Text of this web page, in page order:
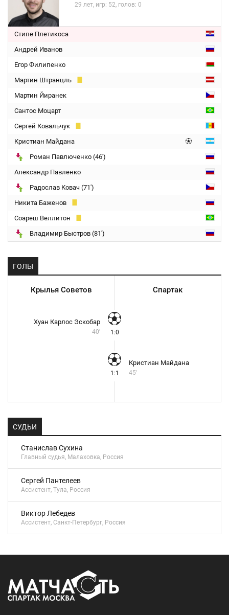
29 лет, игр: 52, голов: 0
Стипе Плетикоса
Андрей Иванов
Егор Филипенко
Мартин Штранцль
Мартин Йиранек
Сантос Моцарт
Сергей Ковальчук
Кристиан Майдана
Роман Павлюченко (46')
Александр Павленко
Радослав Ковач (71')
Никита Баженов
Соареш Веллитон
Владимир Быстров (81')
ГОЛЫ
Крылья Советов Спартак
Хуан Карлос Эскобар
40' 1:0
1:1
Кристиан Майдана
45'
СУДЬИ
Станислав Сухина
Главный судья, Малаховка, Россия
Сергей Пантелеев
Ассистент, Тула, Россия
Виктор Лебедев
Ассистент, Санкт-Петербург, Россия